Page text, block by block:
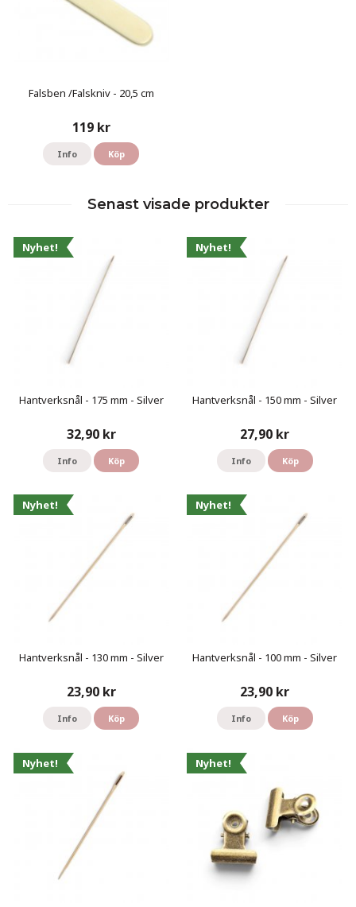
Falsben /Falskniv - 20,5 cm
119 kr
Info Köp
Senast visade produkter
Nyhet!
Hantverksnål - 175 mm - Silver
32,90 kr
Info Köp
Nyhet!
Hantverksnål - 150 mm - Silver
27,90 kr
Info Köp
Nyhet!
Hantverksnål - 130 mm - Silver
23,90 kr
Info Köp
Nyhet!
Hantverksnål - 100 mm - Silver
23,90 kr
Info Köp
Nyhet! Nyhet!